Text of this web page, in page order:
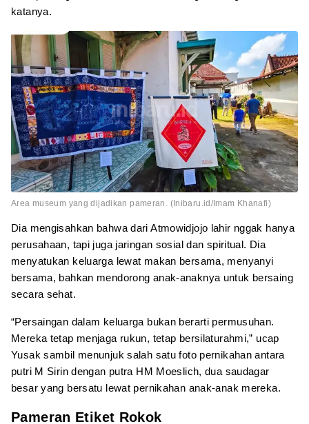
katanya.
Area museum yang dijadikan pameran. (Inibaru.id/Imam Khanafi)
Dia mengisahkan bahwa dari Atmowidjojo lahir nggak hanya
perusahaan, tapi juga jaringan sosial dan spiritual. Dia
menyatukan keluarga lewat makan bersama, menyanyi
bersama, bahkan mendorong anak-anaknya untuk bersaing
secara sehat.
“Persaingan dalam keluarga bukan berarti permusuhan.
Mereka tetap menjaga rukun, tetap bersilaturahmi,” ucap
Yusak sambil menunjuk salah satu foto pernikahan antara
putri M Sirin dengan putra HM Moeslich, dua saudagar
besar yang bersatu lewat pernikahan anak-anak mereka.
Pameran Etiket Rokok